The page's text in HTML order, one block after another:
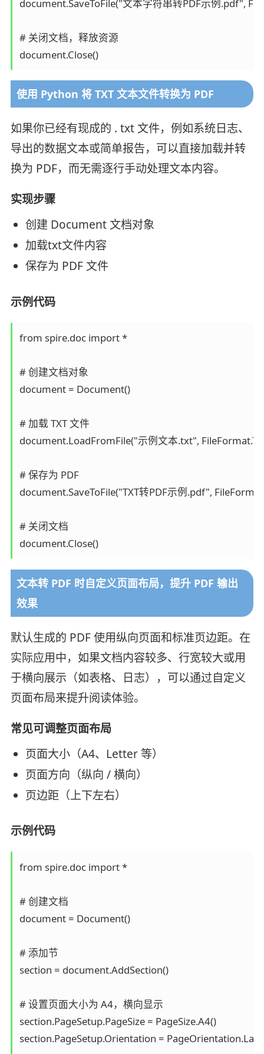
document.SaveToFile("文本字符串转PDF示例.pdf",
# 关闭文档，释放资源
document.Close()
使用 Python 将 TXT 文本文件转换为 PDF
如果你已经有现成的 . txt 文件，例如系统日志、
导出的数据文本或简单报告，可以直接加载并转
换为 PDF，而无需逐行手动处理文本内容。
实现步骤
创建 Document 文档对象
加载txt文件内容
保存为 PDF 文件
示例代码
from spire.doc import *
# 创建文档对象
document = Document()
# 加载 TXT 文件
document.LoadFromFile("示例文本.txt",
# 保存为 PDF
document.SaveToFile("TXT转PDF示例.pdf",
# 关闭文档
document.Close()
文本转 PDF 时自定义页面布局，提升 PDF 输出
效果
默认生成的 PDF 使用纵向页面和标准页边距。在
实际应用中，如果文档内容较多、行宽较大或用
于横向展示（如表格、日志），可以通过自定义
页面布局来提升阅读体验。
常见可调整页面布局
页面大小（A4、Letter 等）
页面方向（纵向 / 横向）
页边距（上下左右）
示例代码
from spire.doc import *
# 创建文档
document = Document()
# 添加节
section = document.AddSection()
# 设置页面大小为 A4，横向显示
section.PageSetup.PageSize = PageSize.A4()
section.PageSetup.Orientation =